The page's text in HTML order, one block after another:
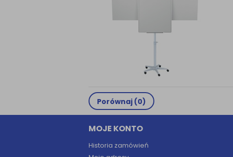
Porównaj (0)
MOJE KONTO
Historia zamówień